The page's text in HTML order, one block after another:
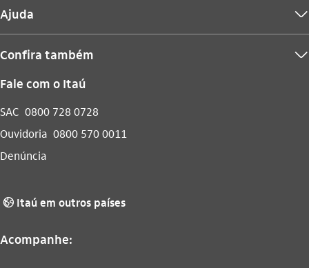
Ajuda seta_baixo
Confira também seta_baixo
Fale com o Itaú
SAC 0800 728 0728
Ouvidoria 0800 570 0011
Denúncia
globo_outline Itaú em outros países
Acompanhe: